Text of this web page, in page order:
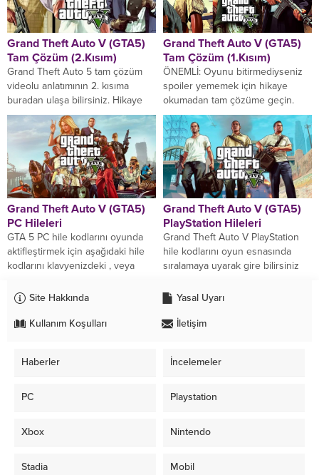
Grand Theft Auto V (GTA5)
Tam Çözüm (2.Kısım)
Grand Theft Auto 5 tam çözüm
videolu anlatımının 2. kısıma
buradan ulaşa bilirsiniz. Hikaye
Görevi: Boiler Suits Blitz Play
plan...
Grand Theft Auto V (GTA5)
Tam Çözüm (1.Kısım)
ÖNEMLİ: Oyunu bitirmediyseniz
spoiler yememek için hikaye
okumadan tam çözüme geçin.
HİKAYE Kuzey Yankton eyaletinin
Ludendorff şehrinde geçen, suç
ortaklarından...
Grand Theft Auto V (GTA5)
PC Hileleri
GTA 5 PC hile kodlarını oyunda
aktifleştirmek için aşağıdaki hile
kodlarını klavyenizdeki , veya
girin....
Grand Theft Auto V (GTA5)
PlayStation Hileleri
Grand Theft Auto V PlayStation
hile kodlarını oyun esnasında
sıralamaya uyarak gire bilirsiniz
kodlarını...
Site Hakkında Yasal Uyarı
Kullanım Koşulları İletişim
Haberler İncelemeler
PC Playstation
Xbox Nintendo
Stadia Mobil